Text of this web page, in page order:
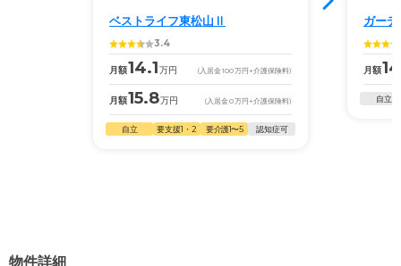
ベストライフ東松山Ⅱ
3.4
月額14.1万円 (入居金100万円 +介護保険料)
月額15.8万円 (入居金0万円 +介護保険料)
自立 要支援1・2 要介護1〜5 認知症可
ガー
月額
自立
物件詳細